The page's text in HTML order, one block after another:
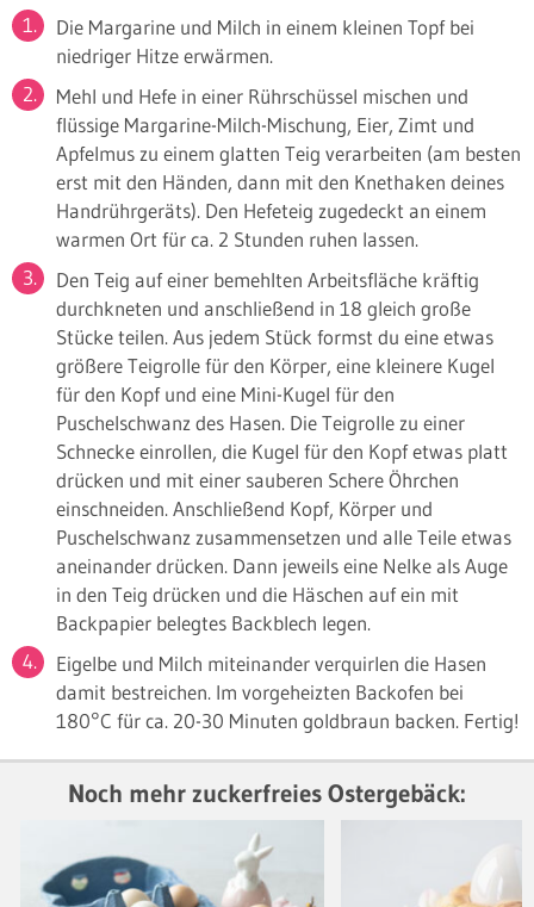
Die Margarine und Milch in einem kleinen Topf bei
niedriger Hitze erwärmen.
Mehl und Hefe in einer Rührschüssel mischen und
flüssige Margarine-Milch-Mischung, Eier, Zimt und
Apfelmus zu einem glatten Teig verarbeiten (am besten
erst mit den Händen, dann mit den Knethaken deines
Handrührgeräts). Den Hefeteig zugedeckt an einem
warmen Ort für ca. 2 Stunden ruhen lassen.
Den Teig auf einer bemehlten Arbeitsfläche kräftig
durchkneten und anschließend in 18 gleich große
Stücke teilen. Aus jedem Stück formst du eine etwas
größere Teigrolle für den Körper, eine kleinere Kugel
für den Kopf und eine Mini-Kugel für den
Puschelschwanz des Hasen. Die Teigrolle zu einer
Schnecke einrollen, die Kugel für den Kopf etwas platt
drücken und mit einer sauberen Schere Öhrchen
einschneiden. Anschließend Kopf, Körper und
Puschelschwanz zusammensetzen und alle Teile etwas
aneinander drücken. Dann jeweils eine Nelke als Auge
in den Teig drücken und die Häschen auf ein mit
Backpapier belegtes Backblech legen.
Eigelbe und Milch miteinander verquirlen die Hasen
damit bestreichen. Im vorgeheizten Backofen bei
180°C für ca. 20-30 Minuten goldbraun backen. Fertig!
Noch mehr zuckerfreies Ostergebäck: